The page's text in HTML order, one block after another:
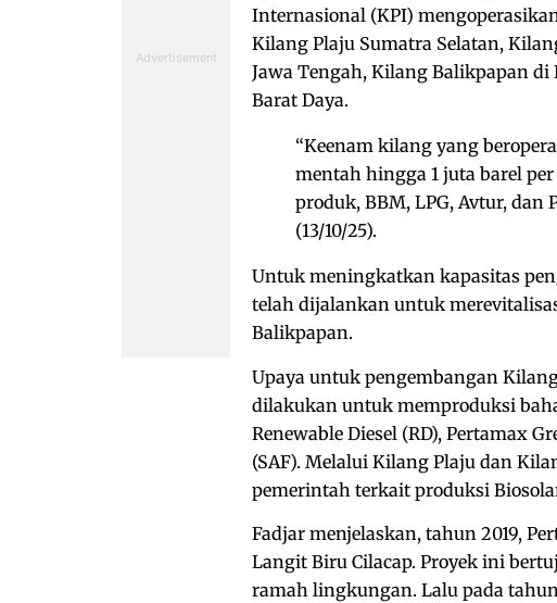
Internasional (KPI)
Kilang Plaju Sumatra Selatan,
Jawa Tengah, Kilang Balikpapan
Barat Daya.
“Keenam kilang yang
mentah hingga 1 juta barel
produk, BBM, LPG, Avtur, dan
(13/10/25).
Untuk meningkatkan kapasitas
telah dijalankan untuk
Balikpapan.
Upaya untuk pengembangan
dilakukan untuk memproduksi
Renewable Diesel (RD), Pertamax
(SAF). Melalui Kilang Plaju dan
pemerintah terkait produksi
Fadjar menjelaskan, tahun 2019,
Langit Biru Cilacap. Proyek ini
ramah lingkungan. Lalu pada